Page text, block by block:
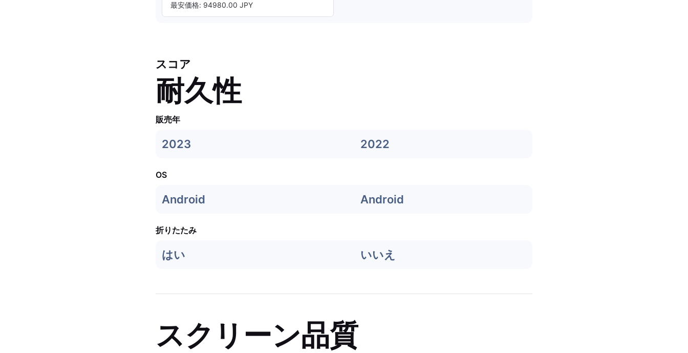
最安価格: 94980.00 JPY
スコア
耐久性
販売年
2023 2022
OS
Android Android
折りたたみ
はい いいえ
スクリーン品質